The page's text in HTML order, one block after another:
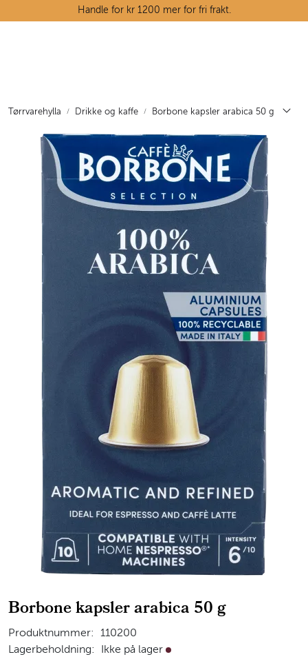
Skip to main contentHandle for kr 1200 mer for fri frakt.
Tørrvarehylla Drikke og kaffe Borbone kapsler arabica 50 g
Borbone kapsler arabica 50 g
Produktnummer:
110200
Lagerbeholdning:
Ikke på lager Ikke på lager
Tørrvarehylla
Grøntavdelingen